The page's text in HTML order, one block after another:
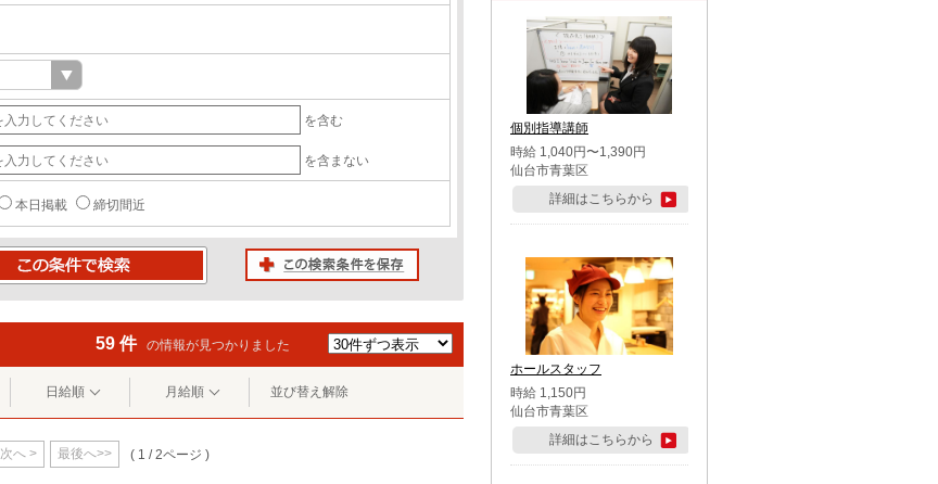
を含む
を含まない
本日掲載 締切間近
59 件 の情報が見つかりました
日給順 月給順 並び替え解除
次へ > 最後へ>> ( 1 / 2ページ )
個別指導講師
時給 1,040円〜1,390円
仙台市青葉区
詳細はこちらから
ホールスタッフ
時給 1,150円
仙台市青葉区
詳細はこちらから